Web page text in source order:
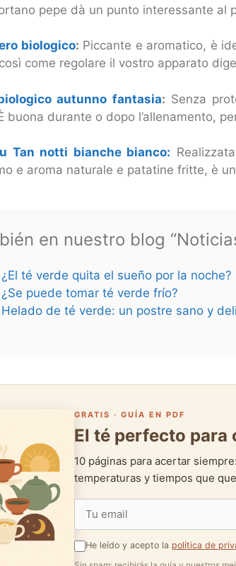
pepe dà un punto interessante al
biologico: Piccante e aromatico, è
come regolare il vostro apparato
autunno fantasia: Senza
buona durante o dopo l’allenamento,
Tan notti bianche bianco:
e aroma naturale e patatine fritte, è
en nuestro blog
¿El té verde quita el sueño por la noche?
¿Se puede tomar té verde frío?
Helado de té verde: un postre sano y
GRATIS · GUÍA EN PDF
El té perfecto para
10 páginas para acertar
temperaturas y tiempos que
He leído y acepto la política de